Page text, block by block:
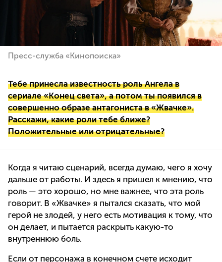
Пресс-служба «Кинопоиска»
Тебе принесла известность роль Ангела в
сериале «Конец света», а потом ты появился в
совершенно образе антагониста в «Жвачке».
Расскажи, какие роли тебе ближе?
Положительные или отрицательные?
Когда я читаю сценарий, всегда думаю, чего я хочу
дальше от работы. И здесь я пришел к мнению, что
роль — это хорошо, но мне важнее, что эта роль
говорит. В «Жвачке» я пытался сказать, что мой
герой не злодей, у него есть мотивация к тому, что
он делает, и пытается раскрыть какую-то
внутреннюю боль.
Если от персонажа в конечном счете исходит